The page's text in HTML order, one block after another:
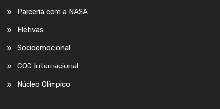
Parceria com a NASA
Eletivas
Socioemocional
COC Internacional
Núcleo Olímpico